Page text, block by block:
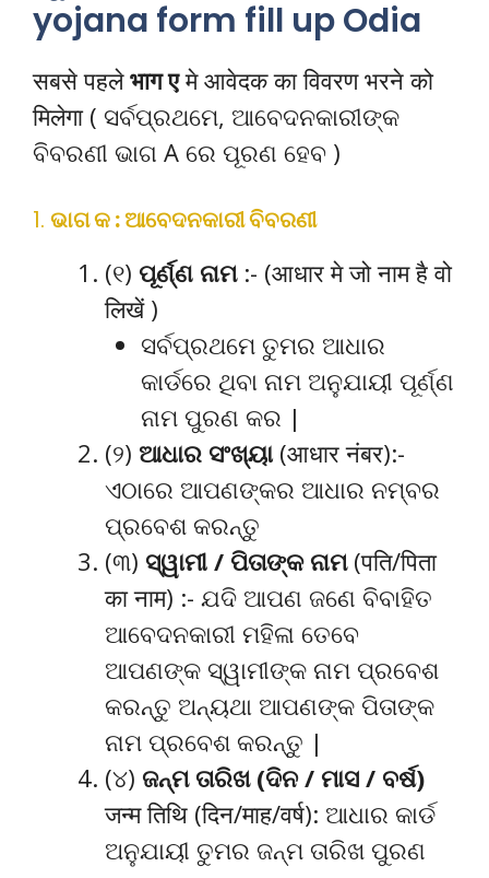
yojana form fill up Odia
सबसे पहलेभाग एमे आवेदक का विवरण भरने को
मिलेगा ( ସର୍ବପ୍ରଥମେ, ଆବେଦନକାରୀଙ୍କ
ବିବରଣୀ ଭାଗ A ରେ ପୂରଣ ହେବ )
1. ଭାଗ କ : ଆବେଦନକାରୀ ବିବରଣୀ
(୧) ପୂର୍ଣ୍ଣ ନାମ:- (आधार मे जो नाम है वो
लिखें )
ସର୍ବପ୍ରଥମେ ତୁମର ଆଧାର
କାର୍ଡରେ ଥିବା ନାମ ଅନୁଯାୟୀ ପୂର୍ଣ୍ଣ
ନାମ ପୁରଣ କର |
(୨) ଆଧାର ସଂଖ୍ୟା(आधार नंबर):-
ଏଠାରେ ଆପଣଙ୍କର ଆଧାର ନମ୍ବର
ପ୍ରବେଶ କରନ୍ତୁ
(୩) ସ୍ୱାମୀ / ପିତାଙ୍କ ନାମ(पति/पिता
का नाम) :- ଯଦି ଆପଣ ଜଣେ ବିବାହିତ
ଆବେଦନକାରୀ ମହିଳା ତେବେ
ଆପଣଙ୍କ ସ୍ୱାମୀଙ୍କ ନାମ ପ୍ରବେଶ
କରନ୍ତୁ ଅନ୍ୟଥା ଆପଣଙ୍କ ପିତାଙ୍କ
ନାମ ପ୍ରବେଶ କରନ୍ତୁ |
(୪) ଜନ୍ମ ତାରିଖ (ଦିନ / ମାସ / ବର୍ଷ)
जन्म तिथि (दिन/माह/वर्ष): ଆଧାର କାର୍ଡ
ଅନୁଯାୟୀ ତୁମର ଜନ୍ମ ତାରିଖ ପୁରଣ